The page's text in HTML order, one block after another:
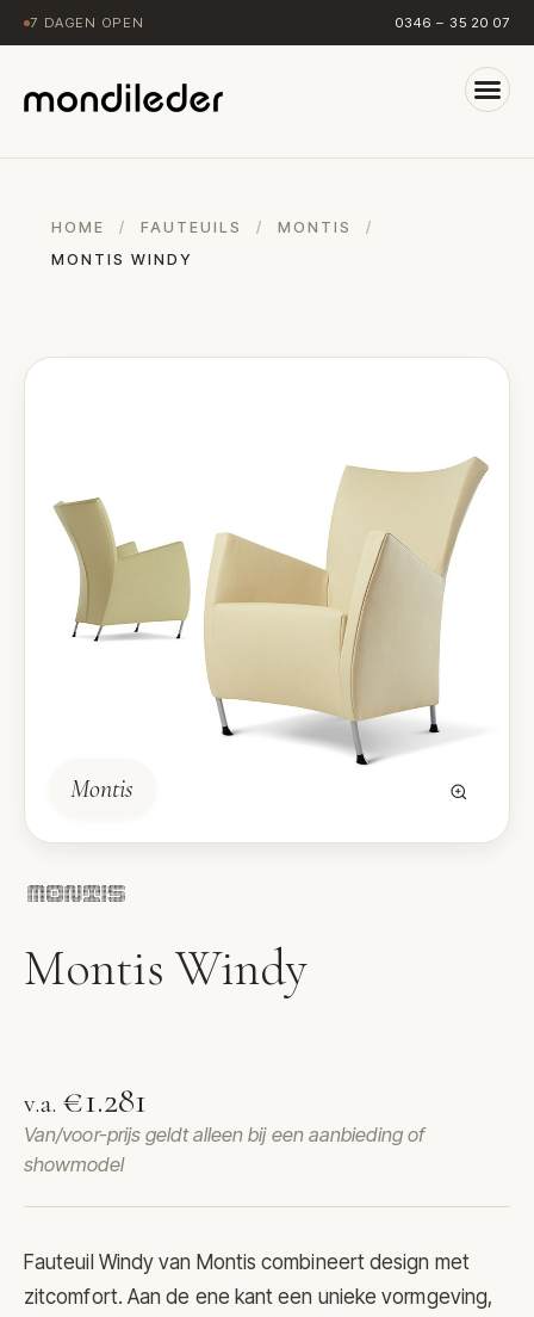
7 DAGEN OPEN 0346 – 35 20 07
HOME / FAUTEUILS / MONTIS
/
MONTIS WINDY
Montis
Montis Windy
v.a. €1.281
Van/voor-prijs geldt alleen bij een aanbieding of
showmodel
Fauteuil Windy van Montis combineert design met
zitcomfort. Aan de ene kant een unieke vormgeving,